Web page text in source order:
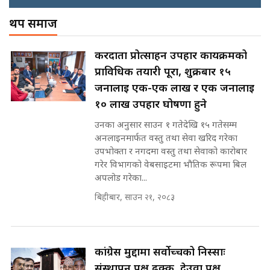
छैन खाली बेड || SIDHAKURA ||
राष्ट्रिय सवालमा ९ दल एकजुट ||
Prachanda, Rabi, Gagan Stand
on the Same Page ||
SIDHAKURA ||
सहकारी पीडितसँग मन्त्री प्रतिभा रावलले
भनिन्–साथ दिनुहोस्, दबाब होइन ||
Sidhakura || Pratibha Rawal
रसुवाकाे भाङ्गे झरना | Bhange
SIDHAKURA ||
SIDHAKURA
पोप्पोको पासोः कमाउने लोभमा घरबार नै
उठिबास | The Dark Side of
'Poppo Live'-SIDHAKURA
मन्त्री आउने बित्तिकै सुरु भएको थियो
घुसको डिल || Raj Kumar Gupta ||
SIDHAKURA ||
भूमिसुधार मन्त्रीलाई जोगाइदै ! ||
SIDHAKURA ||
थप समाज
करदाता प्रोत्साहन उपहार कार्यक्रमको
प्राविधिक तयारी पूरा, शुक्रबार १५
जनालाई एक-एक लाख र एक जनालाई
१० लाख उपहार घोषणा हुने
उनका अनुसार साउन १ गतेदेखि १५ गतेसम्म
अनलाइनमार्फत वस्तु तथा सेवा खरिद गरेका
उपभोक्ता र नगदमा वस्तु तथा सेवाको कारोबार
गरेर विभागको वेबसाइटमा भौतिक रूपमा बिल
अपलोड गरेका...
बिहीबार, साउन २१, २०८३
कांग्रेस मुद्दामा सर्वोच्चको निस्साः